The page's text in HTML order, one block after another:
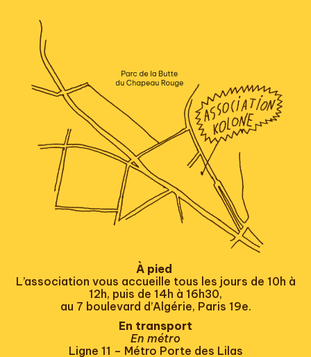
À pied
L’association vous accueille tous les jours de 10h à
12h, puis de 14h à 16h30,
au 7 boulevard d’Algérie, Paris 19e.
En transport
En métro
Ligne 11 – Métro Porte des Lilas